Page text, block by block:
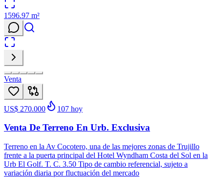
1596.97 m²
Venta
US$ 270.000 107 hoy
Venta De Terreno En Urb. Exclusiva
Terreno en la Av Cocotero, una de las mejores zonas de Trujillo
frente a la puerta principal del Hotel Wyndham Costa del Sol en la
Urb El Golf. T. C. 3.50 Tipo de cambio referencial, sujeto a
variación diaria por fluctuación del mercado